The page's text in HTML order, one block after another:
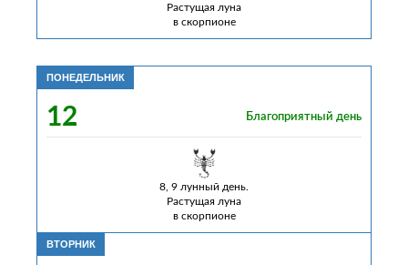
Растущая луна
в скорпионе
ПОНЕДЕЛЬНИК
12 Благоприятный день
8, 9 лунный день.
Растущая луна
в скорпионе
ВТОРНИК